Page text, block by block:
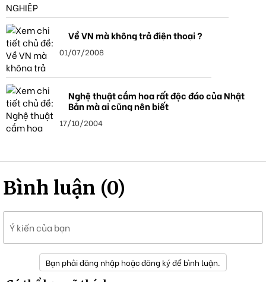
Về VN mà không trả điện thoại ?
01/07/2008
Nghệ thuật cắm hoa rất độc đáo của Nhật
Bản mà ai cũng nên biết
17/10/2004
Bình luận (0)
Ý kiến của bạn
Bạn phải đăng nhập hoặc đăng ký để bình luận.